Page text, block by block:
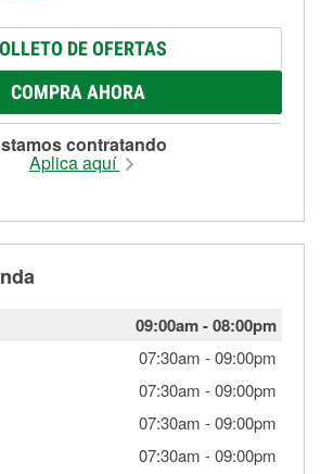
DE OFERTAS
COMPRA AHORA
contratando
Aplica aquí
09:00am-08:00pm
07:30am -09:00pm
07:30am -09:00pm
07:30am -09:00pm
07:30am -09:00pm